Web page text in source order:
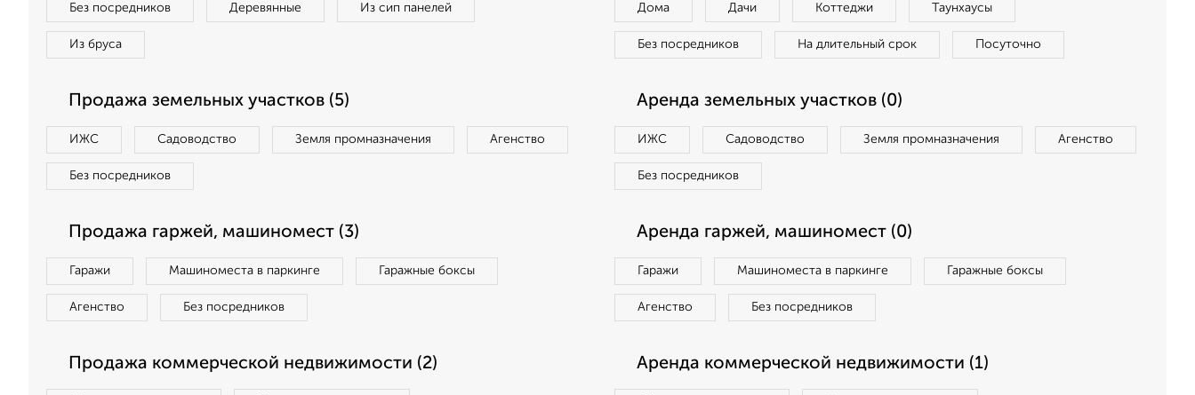
Без посредников Деревянные Из сип панелей
Из бруса
Дома Дачи Коттеджи Таунхаусы
Без посредников На длительный срок Посуточно
Продажа земельных участков (5)
ИЖС Садоводство Земля промназначения Агенство
Без посредников
Аренда земельных участков (0)
ИЖС Садоводство Земля промназначения Агенство
Без посредников
Продажа гаржей, машиномест (3)
Гаражи Машиноместа в паркинге Гаражные боксы
Агенство Без посредников
Аренда гаржей, машиномест (0)
Гаражи Машиноместа в паркинге Гаражные боксы
Агенство Без посредников
Продажа коммерческой недвижимости (2) Аренда коммерческой недвижимости (1)